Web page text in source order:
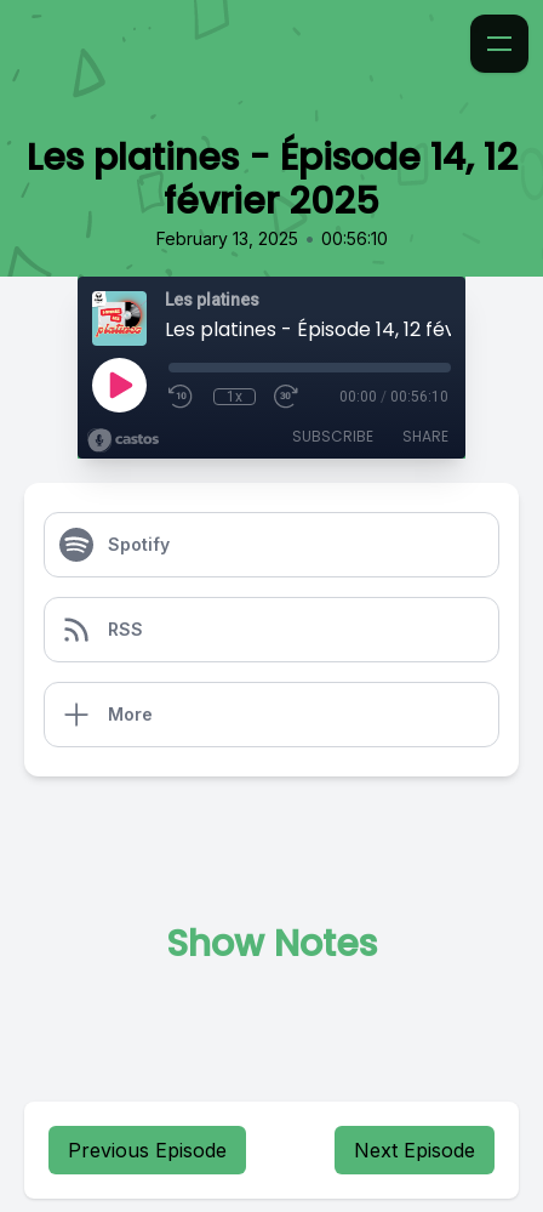
Les platines - Épisode 14, 12
février 2025
February 13, 2025 • 00:56:10
Les platines
Les platines - Épisode 14, 12 février 2025
1x 00:00 / 00:56:10
SUBSCRIBE SHARE
Spotify
RSS
More
Show Notes
Previous Episode Next Episode